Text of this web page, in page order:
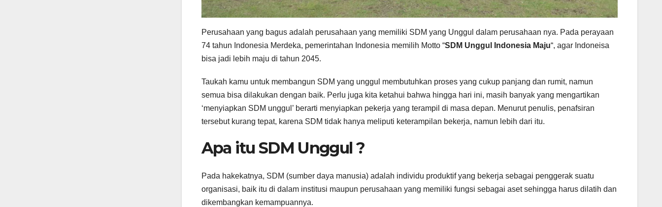
Perusahaan yang bagus adalah perusahaan yang memiliki SDM yang Unggul dalam perusahaan nya. Pada perayaan
74 tahun Indonesia Merdeka, pemerintahan Indonesia memilih Motto “SDM Unggul Indonesia Maju“, agar Indoneisa
bisa jadi lebih maju di tahun 2045.
Taukah kamu untuk membangun SDM yang unggul membutuhkan proses yang cukup panjang dan rumit, namun
semua bisa dilakukan dengan baik. Perlu juga kita ketahui bahwa hingga hari ini, masih banyak yang mengartikan
‘menyiapkan SDM unggul’ berarti menyiapkan pekerja yang terampil di masa depan. Menurut penulis, penafsiran
tersebut kurang tepat, karena SDM tidak hanya meliputi keterampilan bekerja, namun lebih dari itu.
Apa itu SDM Unggul ?
Pada hakekatnya, SDM (sumber daya manusia) adalah individu produktif yang bekerja sebagai penggerak suatu
organisasi, baik itu di dalam institusi maupun perusahaan yang memiliki fungsi sebagai aset sehingga harus dilatih dan
dikembangkan kemampuannya.